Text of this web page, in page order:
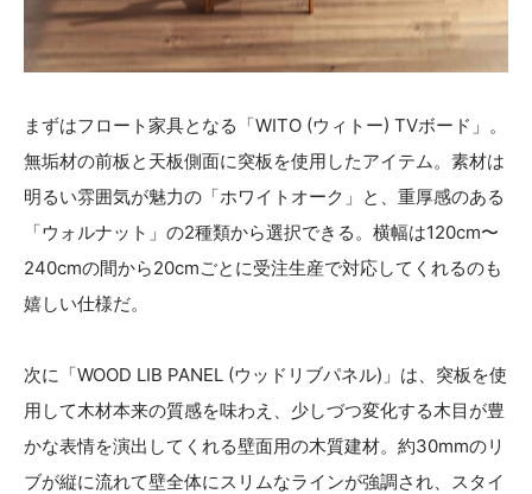
まずはフロート家具となる「WITO (ウィトー) TVボード」。
無垢材の前板と天板側面に突板を使用したアイテム。素材は
明るい雰囲気が魅力の「ホワイトオーク」と、重厚感のある
「ウォルナット」の2種類から選択できる。横幅は120cm〜
240cmの間から20cmごとに受注生産で対応してくれるのも
嬉しい仕様だ。
次に「WOOD LIB PANEL (ウッドリブパネル)」は、突板を使
用して木材本来の質感を味わえ、少しづつ変化する木目が豊
かな表情を演出してくれる壁面用の木質建材。約30mmのリ
ブが縦に流れて壁全体にスリムなラインが強調され、スタイ